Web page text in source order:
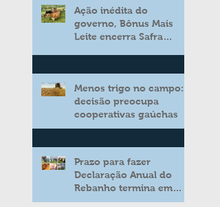
Ação inédita do
governo, Bônus Mais
Leite encerra Safra
aos produtores de leite
Menos trigo no campo:
decisão preocupa
cooperativas gaúchas
Prazo para fazer
Declaração Anual do
Rebanho termina em
duas semanas